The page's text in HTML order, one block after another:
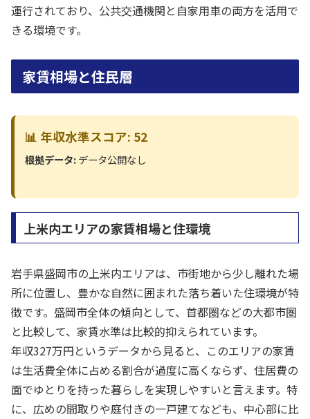
運行されており、公共交通機関と自家用車の両方を活用で
きる環境です。
家賃相場と住民層
📊 年収水準スコア: 52
根拠データ:データ公開なし
上米内エリアの家賃相場と住環境
岩手県盛岡市の上米内エリアは、市街地から少し離れた場
所に位置し、豊かな自然に囲まれた落ち着いた住環境が特
徴です。盛岡市全体の傾向として、首都圏などの大都市圏
と比較して、家賃水準は比較的抑えられています。
年収327万円というデータから見ると、このエリアの家賃
は生活費全体に占める割合が過度に高くならず、住居費の
面でゆとりを持った暮らしを実現しやすいと言えます。特
に、広めの間取りや庭付きの一戸建てなども、中心部に比